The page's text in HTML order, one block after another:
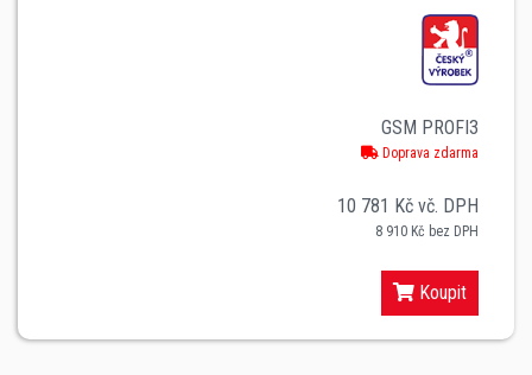
GSM PROFI3
Doprava zdarma
10 781 Kč vč. DPH
8 910 Kč bez DPH
Koupit